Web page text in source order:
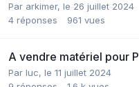
Par arkimer, le 26 juillet 2024
4 réponses 961 vues
A vendre matériel pour
Par luc, le 11 juillet 2024